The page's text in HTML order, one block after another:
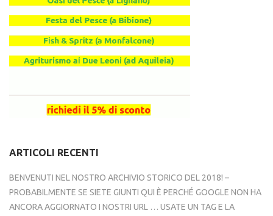
ARTICOLI RECENTI
BENVENUTI NEL NOSTRO ARCHIVIO STORICO DEL 2018! –
PROBABILMENTE SE SIETE GIUNTI QUI È PERCHÉ GOOGLE NON HA
ANCORA AGGIORNATO I NOSTRI URL … USATE UN TAG E LA